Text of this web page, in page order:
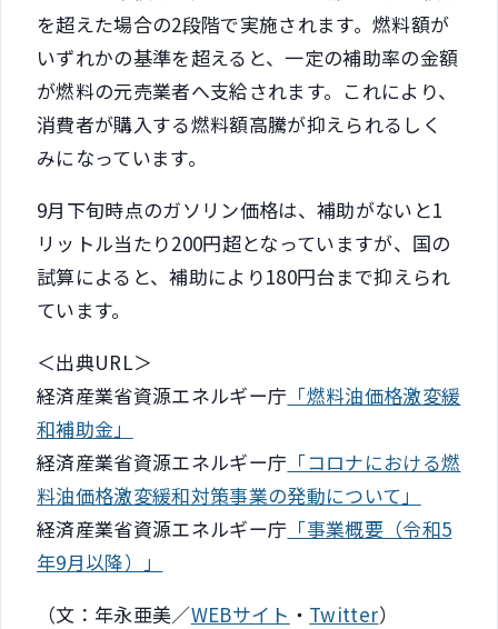
を超えた場合の2段階で実施されます。燃料額が
いずれかの基準を超えると、一定の補助率の金額
が燃料の元売業者へ支給されます。これにより、
消費者が購入する燃料額高騰が抑えられるしく
みになっています。
9月下旬時点のガソリン価格は、補助がないと1
リットル当たり200円超となっていますが、国の
試算によると、補助により180円台まで抑えられ
ています。
＜出典URL＞
経済産業省資源エネルギー庁 「燃料油価格激変緩
和補助金」
経済産業省資源エネルギー庁 「コロナにおける燃
料油価格激変緩和対策事業の発動について」
経済産業省資源エネルギー庁 「事業概要（令和5
年9月以降）」
（文：年永亜美／WEBサイト ・ Twitter）